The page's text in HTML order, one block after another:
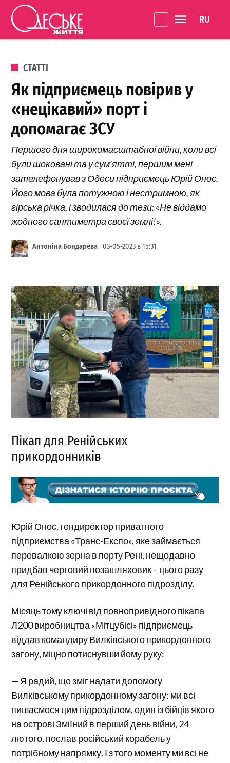
Перейти до вмісту
Життя
ОПУБЛІКОВАНО В
СТАТТІ
Як підприємець повірив у
«нецікавий» порт і
допомагає ЗСУ
Першого дня широкомасштабної війни, коли всі
були шоковані та у сум’ятті, першим мені
зателефонував з Одеси підприємець Юрій Онос.
Його мова була потужною і нестримною, як
гірська річка, і зводилася до тези: «Не віддамо
жодного сантиметра своєї землі!».
Антоніна Бондарева 03-05-2023 в 15:31
Пікап для Ренійських
прикордонників
Юрій Онос, гендиректор приватного
підприємства «Транс-Експо», яке займається
перевалкою зерна в порту Рені, нещодавно
придбав черговий позашляховик – цього разу
для Ренійського прикордонного підрозділу.
Місяць тому ключі від повнопривідного пікапа
Л200 виробництва «Мітцубісі» підприємець
віддав командиру Вилківського прикордонного
загону, міцно потиснувши йому руку:
— Я радий, що зміг надати допомогу
Вилківському прикордонному загону: ми всі
пишаємося цим підрозділом, один із бійців якого
на острові Зміїний в перший день війни, 24
лютого, послав російський корабель у
потрібному напрямку. І з того моменту ми всі не